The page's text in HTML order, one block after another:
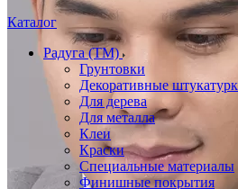
Каталог
Радуга (ТМ)
Грунтовки
Декоративные
Для дерева
Для металла
Клеи
Краски
Специальные материалы
Финишные покрытия